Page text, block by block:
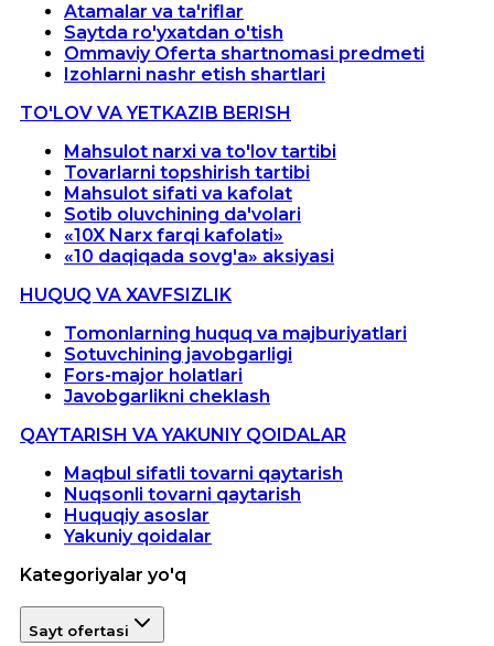
Atamalar va ta'riflar
Saytda ro'yxatdan o'tish
Ommaviy Oferta shartnomasi predmeti
Izohlarni nashr etish shartlari
TO'LOV VA YETKAZIB BERISH
Mahsulot narxi va to'lov tartibi
Tovarlarni topshirish tartibi
Mahsulot sifati va kafolat
Sotib oluvchining da'volari
«10X Narx farqi kafolati»
«10 daqiqada sovg'a» aksiyasi
HUQUQ VA XAVFSIZLIK
Tomonlarning huquq va majburiyatlari
Sotuvchining javobgarligi
Fors-major holatlari
Javobgarlikni cheklash
QAYTARISH VA YAKUNIY QOIDALAR
Maqbul sifatli tovarni qaytarish
Nuqsonli tovarni qaytarish
Huquqiy asoslar
Yakuniy qoidalar
Kategoriyalar yo'q
Sayt ofertasi